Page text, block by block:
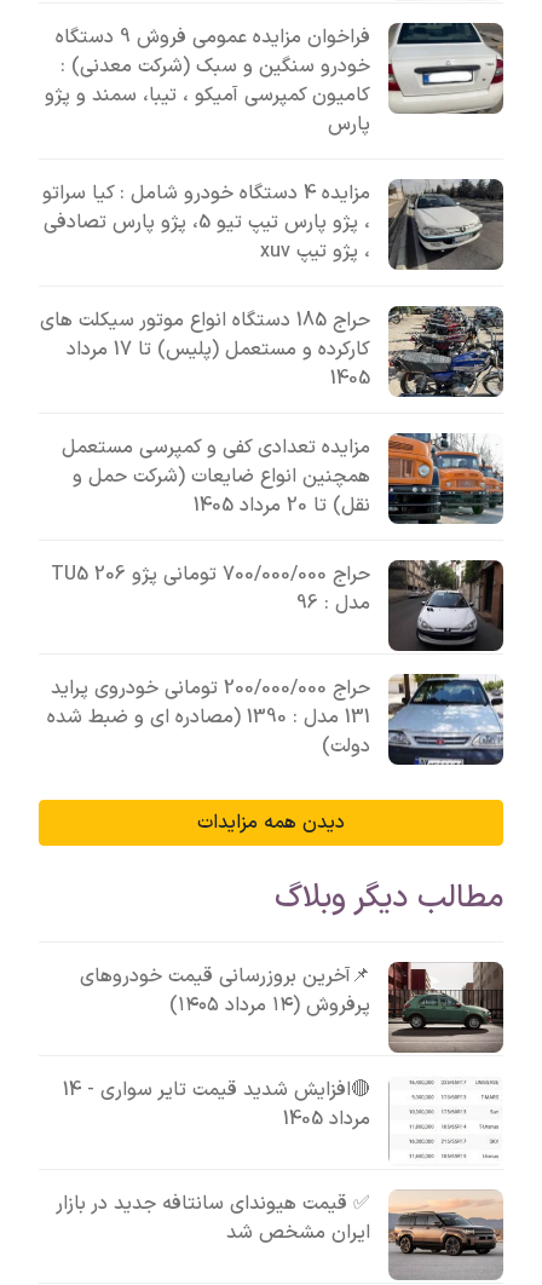
فراخوان مزایده عمومی فروش 9 دستگاه
خودرو سنگین و سبک (شرکت معدنی) :
کامیون کمپرسی آمیکو ، تیبا، سمند و پژو
پارس
مزایده 4 دستگاه خودرو شامل : کیا سراتو
، پژو پارس تیپ تیو 5، پژو پارس تصادفی
، پژو تیپ xuv
حراج 185 دستگاه انواع موتور سیکلت های
کارکرده و مستعمل (پلیس) تا 17 مرداد
1405
مزایده تعدادی کفی و کمپرسی مستعمل
همچنین انواع ضایعات (شرکت حمل و
نقل) تا 20 مرداد 1405
حراج 700/000/000 تومانی پژو 206 TU5
مدل : 96
حراج 200/000/000 تومانی خودروی پراید
131 مدل : 1390 (مصادره ای و ضبط شده
دولت)
دیدن همه مزایدات
مطالب دیگر وبلاگ
📌آخرین بروزرسانی قیمت خودروهای
پرفروش (۱۴ مرداد ۱۴۰۵)
🔴افزایش شدید قیمت تایر سواری - 14
مرداد 1405
✅ قیمت هیوندای سانتافه جدید در بازار
ایران مشخص شد